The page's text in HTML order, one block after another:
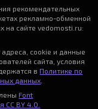
рекомендательных
рекламно-обменной
на сайте vedomosti.ru:
адреса, cookie и данные
сайта, условия
вПолитике по
данных
Font
CC BY 4.0.